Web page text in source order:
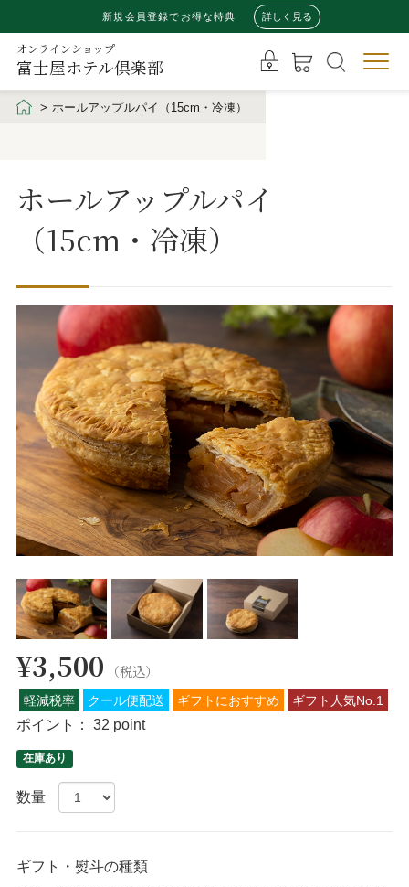
新規会員登録でお得な特典 詳しく見る
オンラインショップ
富士屋ホテル倶楽部
ホールアップルパイ（15cm・冷凍）
ホールアップルパイ
（15cm・冷凍）
¥3,500 （税込）
軽減税率 クール便配送 ギフトにおすすめ ギフト人気No.1
ポイント： 32 point
在庫あり
数量
ギフト・熨斗の種類